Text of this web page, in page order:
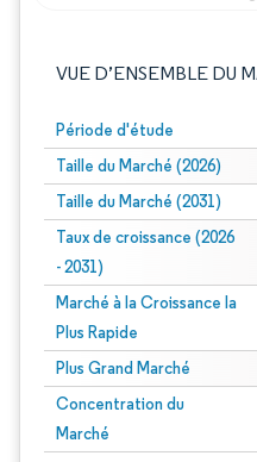
VUE D’ENSEMBLE DU
Période d'étude
Taille du Marché (2026)
Taille du Marché (2031)
Taux de croissance (2026
- 2031)
Marché à la Croissance la
Plus Rapide
Plus Grand Marché
Concentration du
Marché